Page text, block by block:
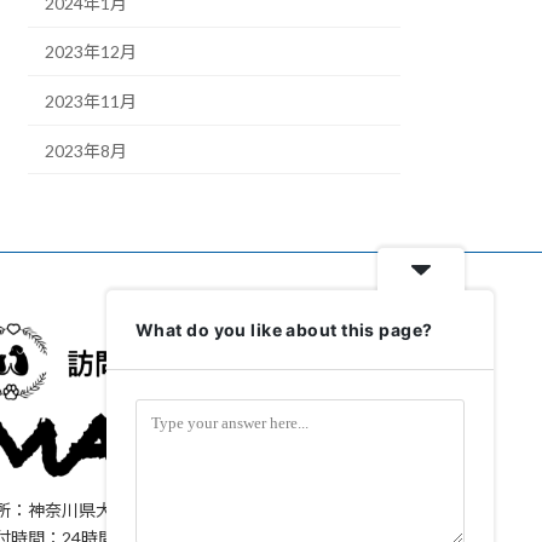
2023年12月
2023年11月
2023年8月
：神奈川県大和市上和田1323-61
時間：24時間365日対応
What do you like about this page?